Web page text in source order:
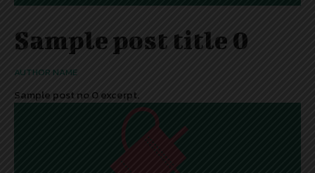
Sample post title 0
AUTHOR NAME
Sample post no 0 excerpt.